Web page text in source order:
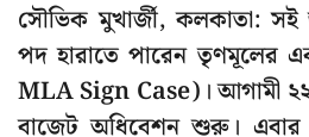
সৌভিক মুখার্জী, কলকাতা: সই
পদ হারাতে পারেন তৃণমূলের
MLA Sign Case)। আগামী
বাজেট অধিবেশন শুরু। এবার